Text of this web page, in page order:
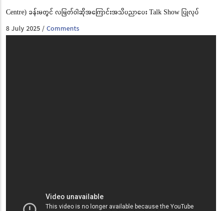
Centre) ခန်းမတွင် လမြတ်ဝါဆိုအကြောင်းအသိပညာပေး Talk Show ပြုလုပ်
8 July 2025/Comments